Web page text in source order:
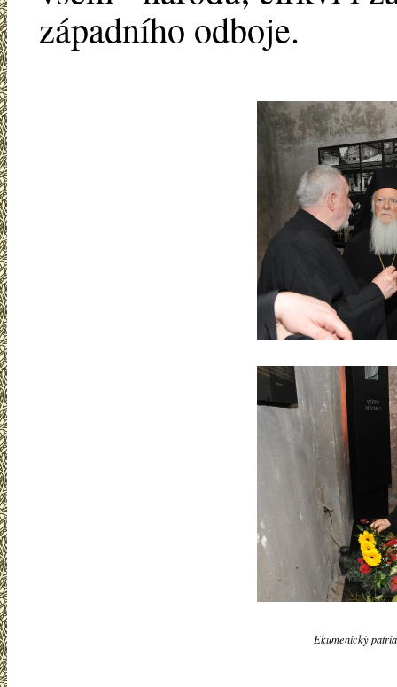
západního odboje.
Ekumenický